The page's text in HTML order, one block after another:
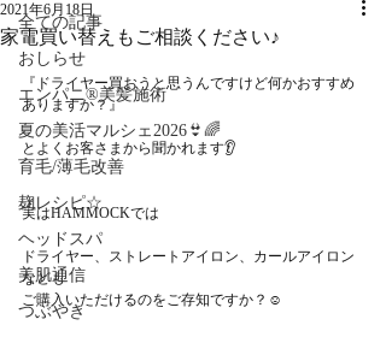
全ての記事
おしらせ
エンパニ®美髪施術
夏の美活マルシェ2026👙🌈
育毛/薄毛改善
麹レシピ☆
ヘッドスパ
美肌通信
つぶやき
家電買い替えもご相談ください♪
2021年6月18日
『ドライヤー買おうと思うんですけど何かおすすめ
ありますか？』
とよくお客さまから聞かれます👂
実はHAMMOCKでは
ドライヤー、ストレートアイロン、カールアイロン
なども
ご購入いただけるのをご存知ですか？☺️